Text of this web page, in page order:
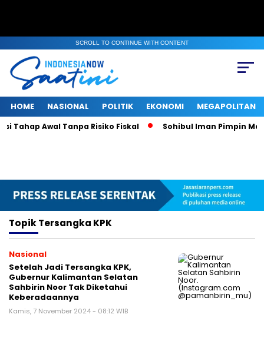
SCROLL TO CONTINUE WITH CONTENT
HOME NASIONAL POLITIK EKONOMI MEGAPOLITAN
Tahap Awal Tanpa Risiko Fiskal Sohibul Iman Pimpin
TopikTersangka KPK
Nasional
Setelah Jadi Tersangka KPK,
Gubernur Kalimantan Selatan
Sahbirin Noor Tak Diketahui
Keberadaannya
Kamis, 7 November 2024 - 08:12 WIB